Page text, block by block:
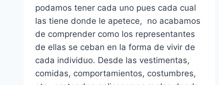
podamos tener cada uno pues cada cual
las tiene donde le apetece, no acabamos
de comprender como los representantes
de ellas se ceban en la forma de vivir de
cada individuo. Desde las vestimentas,
comidas, comportamientos, costumbres,